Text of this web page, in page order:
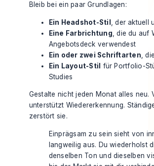
Bleib bei ein paar Grundlagen:
Ein Headshot-Stil
, der aktuell
Eine Farbrichtung , die du auf
Angebotsdeck verwendest
Ein oder zwei Schriftarten ,
Ein Layout-Stil
für Portfolio-
Studies
Gestalte nicht jeden Monat alles neu.
unterstützt Wiedererkennung.
zerstört sie.
Einprägsam zu sein sieht von
langweilig aus. Du wiederholst
denselben Ton und dieselben